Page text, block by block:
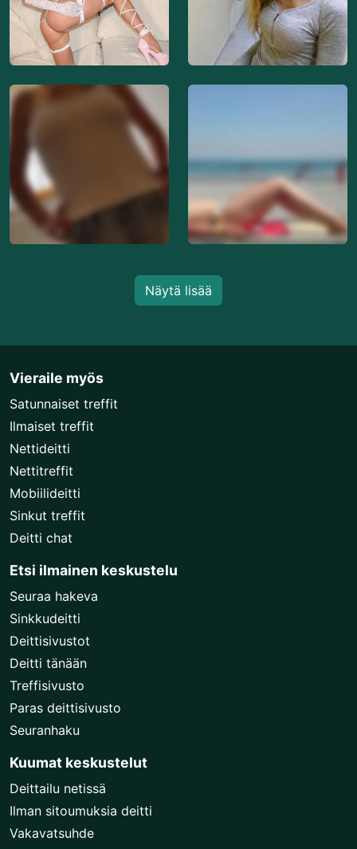
Näytä lisää
Vieraile myös
Satunnaiset treffit
Ilmaiset treffit
Nettideitti
Nettitreffit
Mobiilideitti
Sinkut treffit
Deitti chat
Etsi ilmainen keskustelu
Seuraa hakeva
Sinkkudeitti
Deittisivustot
Deitti tänään
Treffisivusto
Paras deittisivusto
Seuranhaku
Kuumat keskustelut
Deittailu netissä
Ilman sitoumuksia deitti
Vakavatsuhde